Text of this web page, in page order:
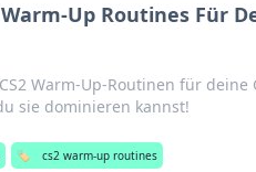
Up Routines Für
Warm-Up-Routinen für
sie dominieren kannst!
🏷️ cs2 warm-up routines